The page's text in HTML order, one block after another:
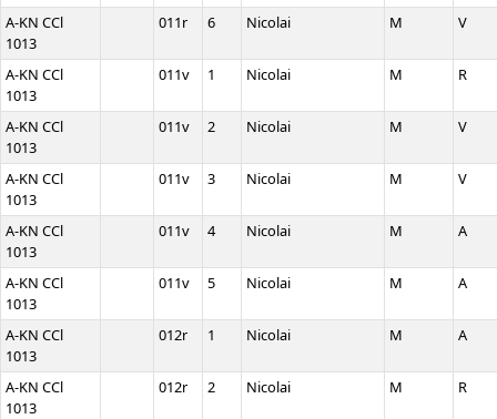
A-KN CCl
1013
011r 6 Nicolai M V
A-KN CCl
1013
011v 1 Nicolai M R
A-KN CCl
1013
011v 2 Nicolai M V
A-KN CCl
1013
011v 3 Nicolai M V
A-KN CCl
1013
011v 4 Nicolai M A
A-KN CCl
1013
011v 5 Nicolai M A
A-KN CCl
1013
012r 1 Nicolai M A
A-KN CCl
1013
012r 2 Nicolai M R